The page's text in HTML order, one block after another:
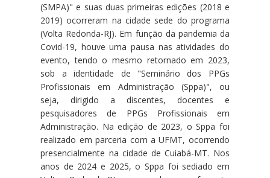
(SMPA)" e suas duas primeiras edições (2018 e
2019) ocorreram na cidade sede do programa
(Volta Redonda-RJ). Em função da pandemia da
Covid-19, houve uma pausa nas atividades do
evento, tendo o mesmo retornado em 2023,
sob a identidade de "Seminário dos PPGs
Profissionais em Administração (Sppa)", ou
seja, dirigido a discentes, docentes e
pesquisadores de PPGs Profissionais em
Administração. Na edição de 2023, o Sppa foi
realizado em parceria com a UFMT, ocorrendo
presencialmente na cidade de Cuiabá-MT. Nos
anos de 2024 e 2025, o Sppa foi sediado em